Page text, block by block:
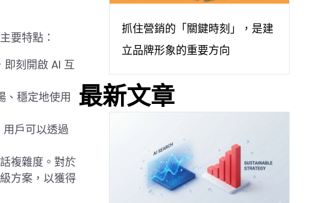
要特點：
刻開啟 AI 互
、穩定地使用
戶可以透過
複雜度。對於
方案，以獲得
抓住營銷的「關鍵時刻」，是建
立品牌形象的重要方向
最新文章